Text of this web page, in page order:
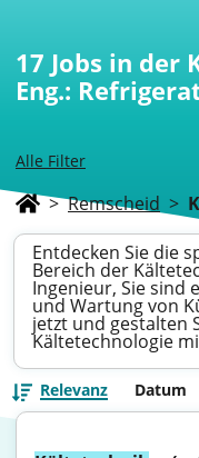
Alle Filter
17 Jobs in der
Eng.:
> Remscheid >
Entdecken Sie die
Bereich der
Ingenieur, Sie sind
und Wartung von
jetzt und gestalten
Kältetechnologie
Relevanz Datum